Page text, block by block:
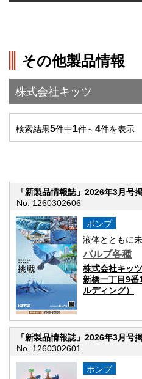
その他製品情報
株式会社キッツ
検索結果5件中1件～4件を表示
「新製品情報誌」2026年3月号
No. 1260302606
ポンプ
液体とともに
バルブ各種
株式会社キッ
新橋一丁目9
ルディング）
「新製品情報誌」2026年3月号
No. 1260302601
ポンプ